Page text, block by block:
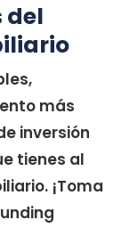
del
más
inversión
tienes al
¡Toma